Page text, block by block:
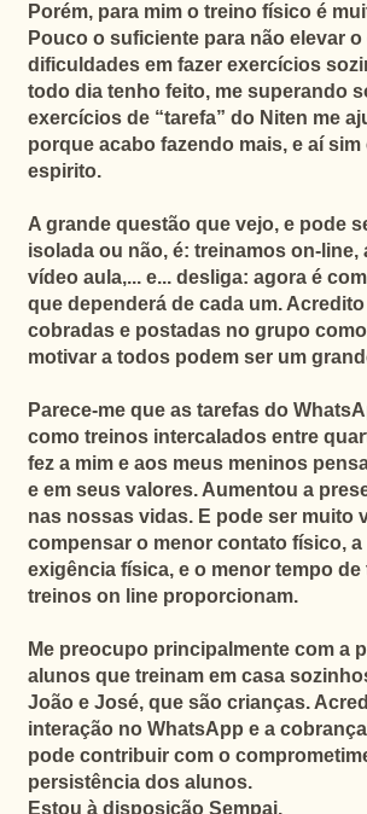
Porém, para mim o treino físico é
Pouco o suficiente para não elevar
dificuldades em fazer exercícios
todo dia tenho feito, me superando
exercícios de “tarefa” do Niten me
porque acabo fazendo mais, e aí sim
espirito.
A grande questão que vejo, e pode
isolada ou não, é: treinamos on-line,
vídeo aula,... e... desliga: agora é
que dependerá de cada um.
cobradas e postadas no grupo
motivar a todos podem ser um
Parece-me que as tarefas do
como treinos intercalados entre
fez a mim e aos meus meninos
e em seus valores.Aumentou a
nas nossas vidas. E pode ser muito
compensar o menor contato físico, a
exigência física, e o menor tempo
treinos on line proporcionam.
Me preocupo principalmente com a
alunos que treinam em casa
João e José, que são crianças.
interação no WhatsApp e a
pode contribuir com o
persistência dos alunos.
Estou à disposição Sempai.